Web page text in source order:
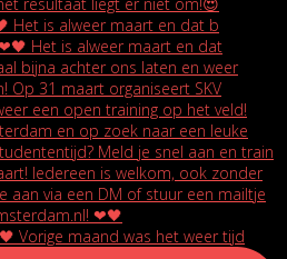
Het is alweer maart en dat b
Vorige maand was het weer tijd